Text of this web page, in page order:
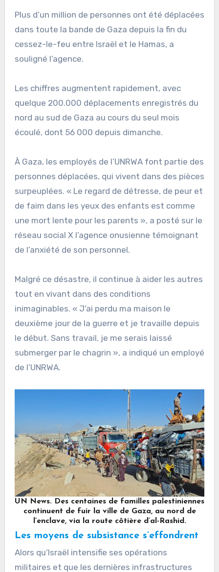
Plus d’un million de personnes ont été déplacées
dans toute la bande de Gaza depuis la fin du
cessez-le-feu entre Israël et le Hamas, a
souligné l’agence.
Les chiffres augmentent rapidement, avec
quelque 200.000 déplacements enregistrés du
nord au sud de Gaza au cours du seul mois
écoulé, dont 56 000 depuis dimanche.
À Gaza, les employés de l’UNRWA font partie des
personnes déplacées, qui vivent dans des pièces
surpeuplées. « Le regard de détresse, de peur et
de faim dans les yeux des enfants est comme
une mort lente pour les parents », a posté sur le
réseau social X l’agence onusienne témoignant
de l’anxiété de son personnel.
Malgré ce désastre, il continue à aider les autres
tout en vivant dans des conditions
inimaginables. « J’ai perdu ma maison le
deuxième jour de la guerre et je travaille depuis
le début. Sans travail, je me serais laissé
submerger par le chagrin », a indiqué un employé
de l’UNRWA.
UN News. Des centaines de familles palestiniennes
continuent de fuir la ville de Gaza, au nord de
l’enclave, via la route côtière d’al-Rashid.
Les moyens de subsistance s’effondrent
Alors qu’Israël intensifie ses opérations
militaires et que les dernières infrastructures